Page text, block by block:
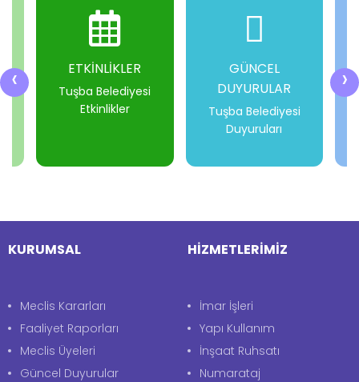
‹ ›
ETKİNLİKLER
Tuşba Belediyesi
Etkinlikler
GÜNCEL
DUYURULAR
Tuşba Belediyesi
Duyuruları
-
KURUMSAL
Meclis Kararları
Faaliyet Raporları
Meclis Üyeleri
Güncel Duyurular
HİZMETLERİMİZ
İmar İşleri
Yapı Kullanım
İnşaat Ruhsatı
Numarataj